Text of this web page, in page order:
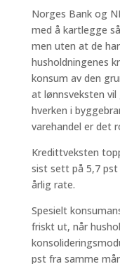
Norges Bank og
med å kartlegge
men uten at de
husholdningenes
konsum av den
at lønnsveksten
hverken i
varehandel er det
Kredittveksten
sist sett på 5,7
årlig rate.
Spesielt
friskt ut, når
pst fra samme